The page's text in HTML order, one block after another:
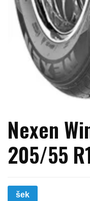
Nexen
205/55
šek